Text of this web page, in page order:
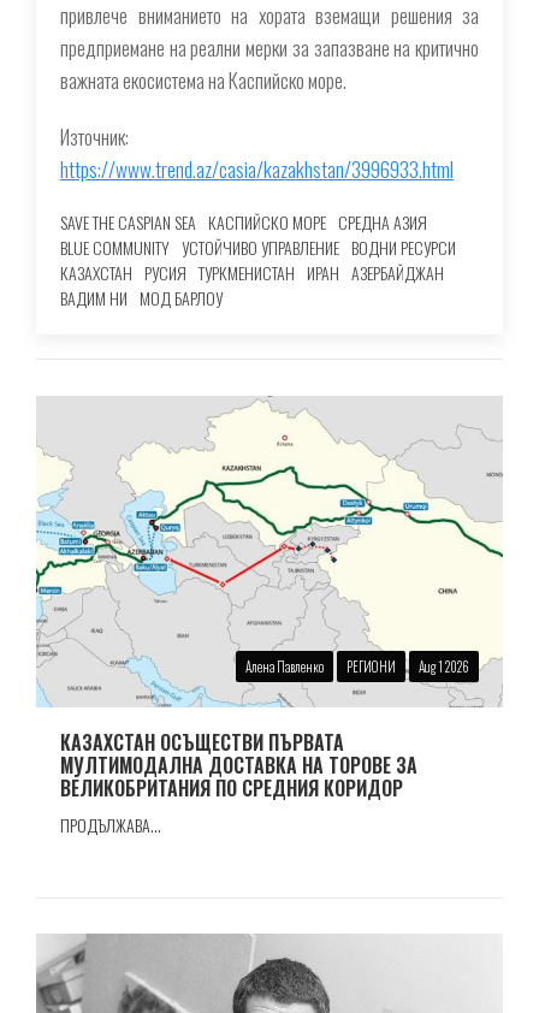
привлече вниманието на хората вземащи решения за
предприемане на реални мерки за запазване на критично
важната екосистема на Каспийско море.
Източник:
https://www.trend.az/casia/kazakhstan/3996933.html
SAVE THE CASPIAN SEA КАСПИЙСКО МОРЕ СРЕДНА АЗИЯ
BLUE COMMUNITY УСТОЙЧИВО УПРАВЛЕНИЕ ВОДНИ РЕСУРСИ
КАЗАХСТАН РУСИЯ ТУРКМЕНИСТАН ИРАН АЗЕРБАЙДЖАН
ВАДИМ НИ МОД БАРЛОУ
Алена Павленко РЕГИОНИ Aug 1 2026
КАЗАХСТАН ОСЪЩЕСТВИ ПЪРВАТА
МУЛТИМОДАЛНА ДОСТАВКА НА ТОРОВЕ ЗА
ВЕЛИКОБРИТАНИЯ ПО СРЕДНИЯ КОРИДОР
ПРОДЪЛЖАВА...